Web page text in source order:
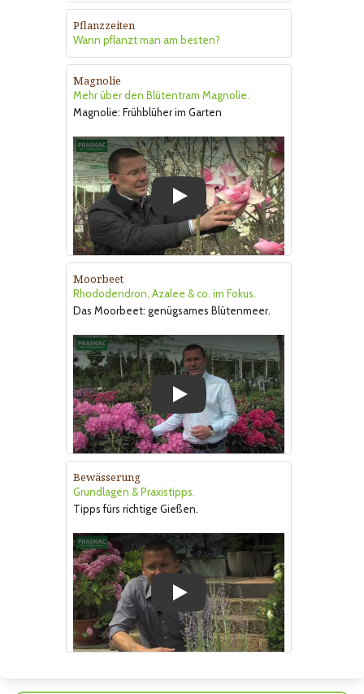
Pflanzzeiten
Wann pflanzt man am besten?
Magnolie
Mehr über den Blütentram Magnolie.
Magnolie: Frühblüher im Garten
Play
Moorbeet
Rhododendron, Azalee & co. im Fokus.
Das Moorbeet: genügsames Blütenmeer.
Play
Bewässerung
Grundlagen & Praxistipps.
Tipps fürs richtige Gießen.
Play